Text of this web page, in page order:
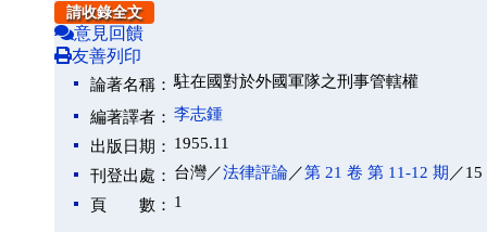
請收錄全文
意見回饋
友善列印
論著名稱： 駐在國對於外國軍隊之刑事管轄權
編著譯者： 李志鍾
出版日期： 1955.11
刊登出處： 台灣／法律評論／第 21 卷 第 11-12 期 ／15
頁 數： 1